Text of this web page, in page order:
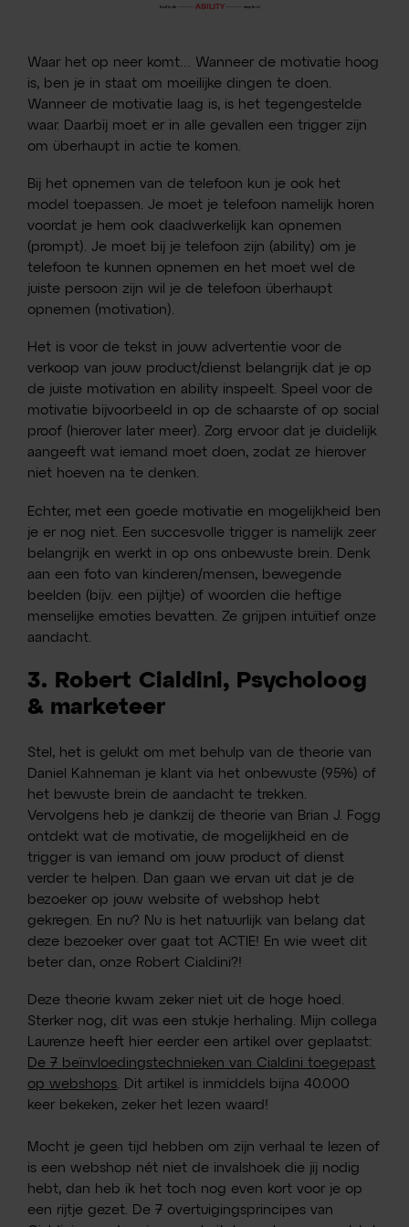
Waar het op neer komt… Wanneer de motivatie hoog
is, ben je in staat om moeilijke dingen te doen.
Wanneer de motivatie laag is, is het tegengestelde
waar. Daarbij moet er in alle gevallen een trigger zijn
om überhaupt in actie te komen.
Bij het opnemen van de telefoon kun je ook het
model toepassen. Je moet je telefoon namelijk horen
voordat je hem ook daadwerkelijk kan opnemen
(prompt). Je moet bij je telefoon zijn (ability) om je
telefoon te kunnen opnemen en het moet wel de
juiste persoon zijn wil je de telefoon überhaupt
opnemen (motivation).
Het is voor de tekst in jouw advertentie voor de
verkoop van jouw product/dienst belangrijk dat je op
de juiste motivation en ability inspeelt. Speel voor de
motivatie bijvoorbeeld in op de schaarste of op social
proof (hierover later meer). Zorg ervoor dat je duidelijk
aangeeft wat iemand moet doen, zodat ze hierover
niet hoeven na te denken.
Echter, met een goede motivatie en mogelijkheid ben
je er nog niet. Een succesvolle trigger is namelijk zeer
belangrijk en werkt in op ons onbewuste brein. Denk
aan een foto van kinderen/mensen, bewegende
beelden (bijv. een pijltje) of woorden die heftige
menselijke emoties bevatten. Ze grijpen intuïtief onze
aandacht.
3. Robert Cialdini, Psycholoog
& marketeer
Stel, het is gelukt om met behulp van de theorie van
Daniel Kahneman je klant via het onbewuste (95%) of
het bewuste brein de aandacht te trekken.
Vervolgens heb je dankzij de theorie van Brian J. Fogg
ontdekt wat de motivatie, de mogelijkheid en de
trigger is van iemand om jouw product of dienst
verder te helpen. Dan gaan we ervan uit dat je de
bezoeker op jouw website of webshop hebt
gekregen. En nu? Nu is het natuurlijk van belang dat
deze bezoeker over gaat tot ACTIE! En wie weet dit
beter dan, onze Robert Cialdini?!
Deze theorie kwam zeker niet uit de hoge hoed.
Sterker nog, dit was een stukje herhaling. Mijn collega
Laurenze heeft hier eerder een artikel over geplaatst:
De 7 beïnvloedingstechnieken van Cialdini toegepast
op webshops . Dit artikel is inmiddels bijna 40.000
keer bekeken, zeker het lezen waard!
Mocht je geen tijd hebben om zijn verhaal te lezen of
is een webshop nét niet de invalshoek die jij nodig
hebt, dan heb ik het toch nog even kort voor je op
een rijtje gezet. De 7 overtuigingsprincipes van